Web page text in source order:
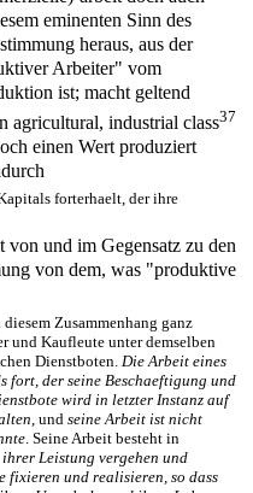
eminenten Sinn des
heraus, aus der
Arbeiter" vom
ist; macht geltend
agricultural, industrial class37
einen Wert produziert
forterhaelt, der ihre
von und im Gegensatz zu den
von dem, was "produktive
Zusammenhang ganz
und Kaufleute unter demselben
Dienstboten.Die Arbeit eines
fort, der seine Beschaeftigung und
wird in letzter Instanz auf
, undseine Arbeit ist nicht
. Seine Arbeit besteht in
Leistung vergehen und
fixieren und realisieren, so dass